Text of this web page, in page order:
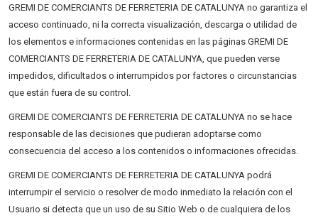
GREMI DE COMERCIANTS DE FERRETERIA DE CATALUNYA no garantiza el
acceso continuado, ni la correcta visualización, descarga o utilidad de
los elementos e informaciones contenidas en las páginas GREMI DE
COMERCIANTS DE FERRETERIA DE CATALUNYA, que pueden verse
impedidos, dificultados o interrumpidos por factores o circunstancias
que están fuera de su control.
GREMI DE COMERCIANTS DE FERRETERIA DE CATALUNYA no se hace
responsable de las decisiones que pudieran adoptarse como
consecuencia del acceso a los contenidos o informaciones ofrecidas.
GREMI DE COMERCIANTS DE FERRETERIA DE CATALUNYA podrá
interrumpir el servicio o resolver de modo inmediato la relación con el
Usuario si detecta que un uso de su Sitio Web o de cualquiera de los